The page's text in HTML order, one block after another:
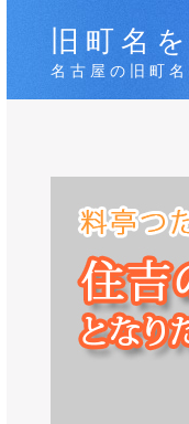
旧町名
名古屋の旧町